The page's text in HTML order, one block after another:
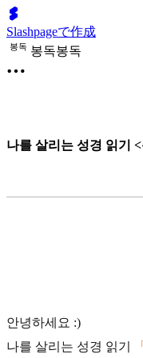
Slashpageで作成
봉독 봉독봉독
나를 살리는 성경 읽기
안녕하세요 :)
나를 살리는 성경 읽기
「